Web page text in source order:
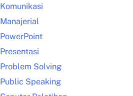
Komunikasi
Manajerial
PowerPoint
Presentasi
Problem Solving
Public Speaking